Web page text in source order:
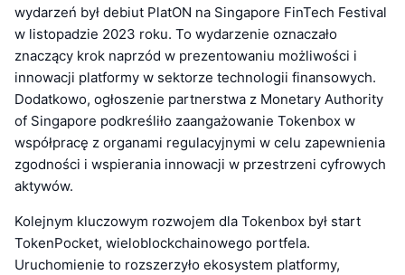
wydarzeń był debiut PlatON na Singapore FinTech Festival
w listopadzie 2023 roku. To wydarzenie oznaczało
znaczący krok naprzód w prezentowaniu możliwości i
innowacji platformy w sektorze technologii finansowych.
Dodatkowo, ogłoszenie partnerstwa z Monetary Authority
of Singapore podkreśliło zaangażowanie Tokenbox w
współpracę z organami regulacyjnymi w celu zapewnienia
zgodności i wspierania innowacji w przestrzeni cyfrowych
aktywów.
Kolejnym kluczowym rozwojem dla Tokenbox był start
TokenPocket, wieloblockchainowego portfela.
Uruchomienie to rozszerzyło ekosystem platformy,